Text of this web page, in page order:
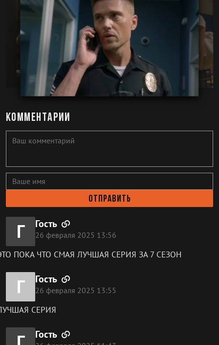
Комментарии
Отправить
Г Гость
26 февраля 2025 13:56
ПОКА ЧТО СМАЯ ЛУЧШАЯ СЕРИЯ ЗА 7 СЕЗОН
Г Гость
26 февраля 2025 13:55
СЕРИЯ
Гость